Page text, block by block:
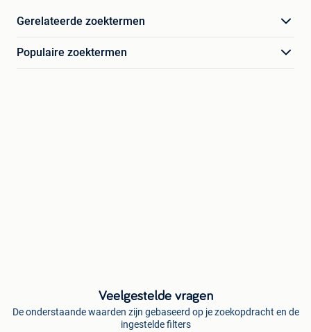
Gerelateerde zoektermen
Populaire zoektermen
Veelgestelde vragen
De onderstaande waarden zijn gebaseerd op je zoekopdracht en de
ingestelde filters